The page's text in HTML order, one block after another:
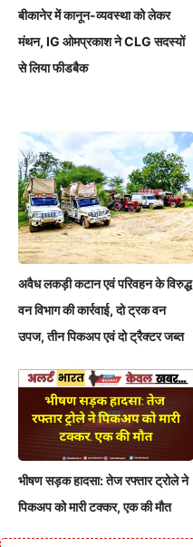
बीकानेर में कानून-व्यवस्था को लेकर
मंथन, IG ओमप्रकाश ने CLG सदस्यों
से लिया फीडबैक
अवैध लकड़ी कटान एवं परिवहन के विरुद्ध
वन विभाग की कार्रवाई, दो ट्रक वन
उपज, तीन पिकअप एवं दो ट्रैक्टर जब्त
भीषण सड़क हादसा: तेज रफ्तार ट्रोले ने
पिकअप को मारी टक्कर, एक की मौत